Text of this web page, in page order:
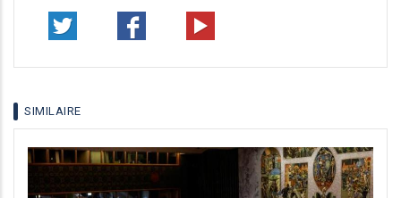
SIMILAIRE